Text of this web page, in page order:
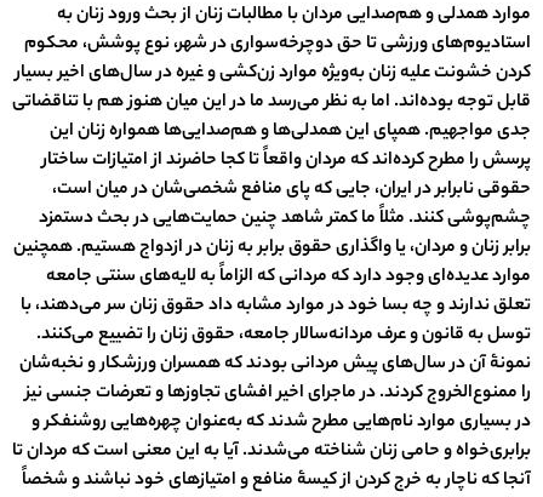
موارد همدلی و همصدایی مردان با مطالبات زنان از بحث ورود زنان به
استادیومهای ورزشی تا حق دوچرخهسواری در شهر، نوع پوشش، محکوم
کردن خشونتعلیه زنان بهویژه موارد زنکشی و غیره در سالهای اخیر بسیار
قابل توجه بودهاند. اما به نظر میرسد ما در این میان هنوز هم با تناقضاتی
جدی مواجهیم. همپای این همدلیها و همصداییها همواره زنان این
پرسش را مطرح کردهاند که مردان واقعاً تا کجا حاضرند از امتیازات ساختار
حقوقی نابرابر در ایران، جایی که پای منافع شخصیشان در میان است،
چشمپوشی کنند. مثلاً ما کمتر شاهد چنین حمایتهایی در بحث دستمزد
برابر زنان و مردان، یا واگذاری حقوق برابر به زنان در ازدواج هستیم. همچنین
موارد عدیدهای وجود دارد که مردانی که الزاماً به لایههای سنتی جامعه
تعلق ندارند و چه بسا خود در موارد مشابه داد حقوق زنان سر میدهند، با
توسل به قانون و عرف مردانهسالار جامعه، حقوق زنان را تضییع میکنند.
نمونۀ آن در سالهای پیش مردانی بودند که همسران ورزشکار و نخبهشان
را ممنوعالخروج کردند. در ماجرای اخیر افشای تجاوزها و تعرضات جنسی نیز
در بسیاری موارد نامهایی مطرح شدند که بهعنوان چهرههایی روشنفکر و
برابریخواه و حامی زنان شناخته میشدند. آیا به این معنی است که مردان تا
آنجا که ناچار به خرج کردن از کیسۀ منافع و امتیازهای خود نباشند و شخصاً